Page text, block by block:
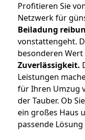
Profitieren Sie
Netzwerk für
Beiladung
vonstattengeht.
besonderen
Zuverlässigkeit.
Leistungen
für Ihren Umzug
der Tauber. Ob
ein großes Haus
passende Lösung